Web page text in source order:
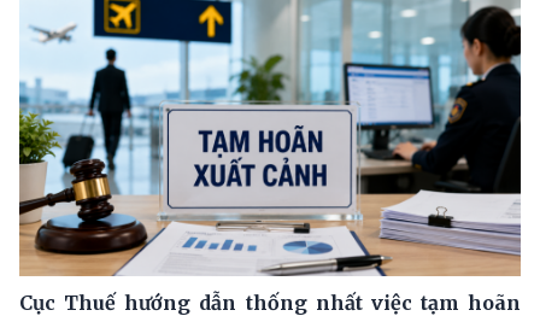
Cục Thuế hướng dẫn thống nhất việc tạm hoãn